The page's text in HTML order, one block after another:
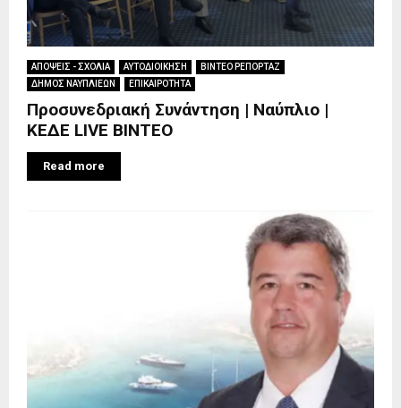
ΑΠΟΨΕΙΣ - ΣΧΟΛΙΑ ΑΥΤΟΔΙΟΙΚΗΣΗ
ΒΙΝΤΕΟ ΡΕΠΟΡΤΑΖ
ΔΗΜΟΣ ΝΑΥΠΛΙΕΩΝ
ΕΠΙΚΑΙΡΟΤΗΤΑ
Προσυνεδριακή Συνάντηση | Ναύπλιο |
ΚΕΔΕ LIVE ΒΙΝΤΕΟ
Read more